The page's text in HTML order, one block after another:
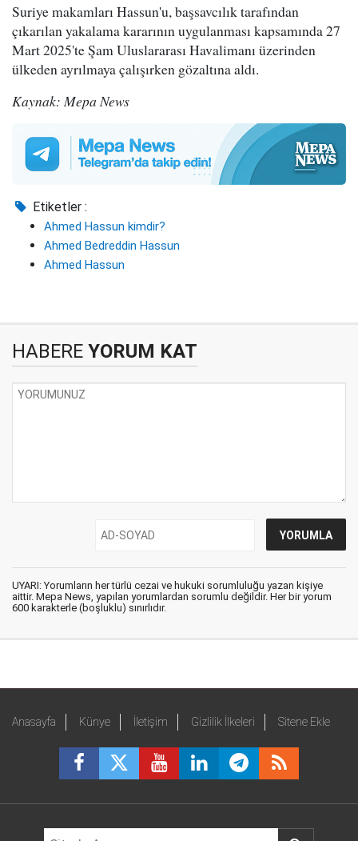
Suriye makamları Hassun'u, başsavcılık tarafından
çıkarılan yakalama kararının uygulanması kapsamında 27
Mart 2025'te Şam Uluslararası Havalimanı üzerinden
ülkeden ayrılmaya çalışırken gözaltına aldı.
Kaynak: Mepa News
Etiketler :
Ahmed Hassun kimdir?
Ahmed Bedreddin Hassun
Ahmed Hassun
HABERE YORUM KAT
UYARI: Yorumların her türlü cezai ve hukuki sorumluluğu yazan kişiye
aittir. Mepa News, yapılan yorumlardan sorumlu değildir. Her bir yorum
600 karakterle (boşluklu) sınırlıdır.
Anasayfa Künye İletişim Gizlilik İlkeleri Sitene Ekle